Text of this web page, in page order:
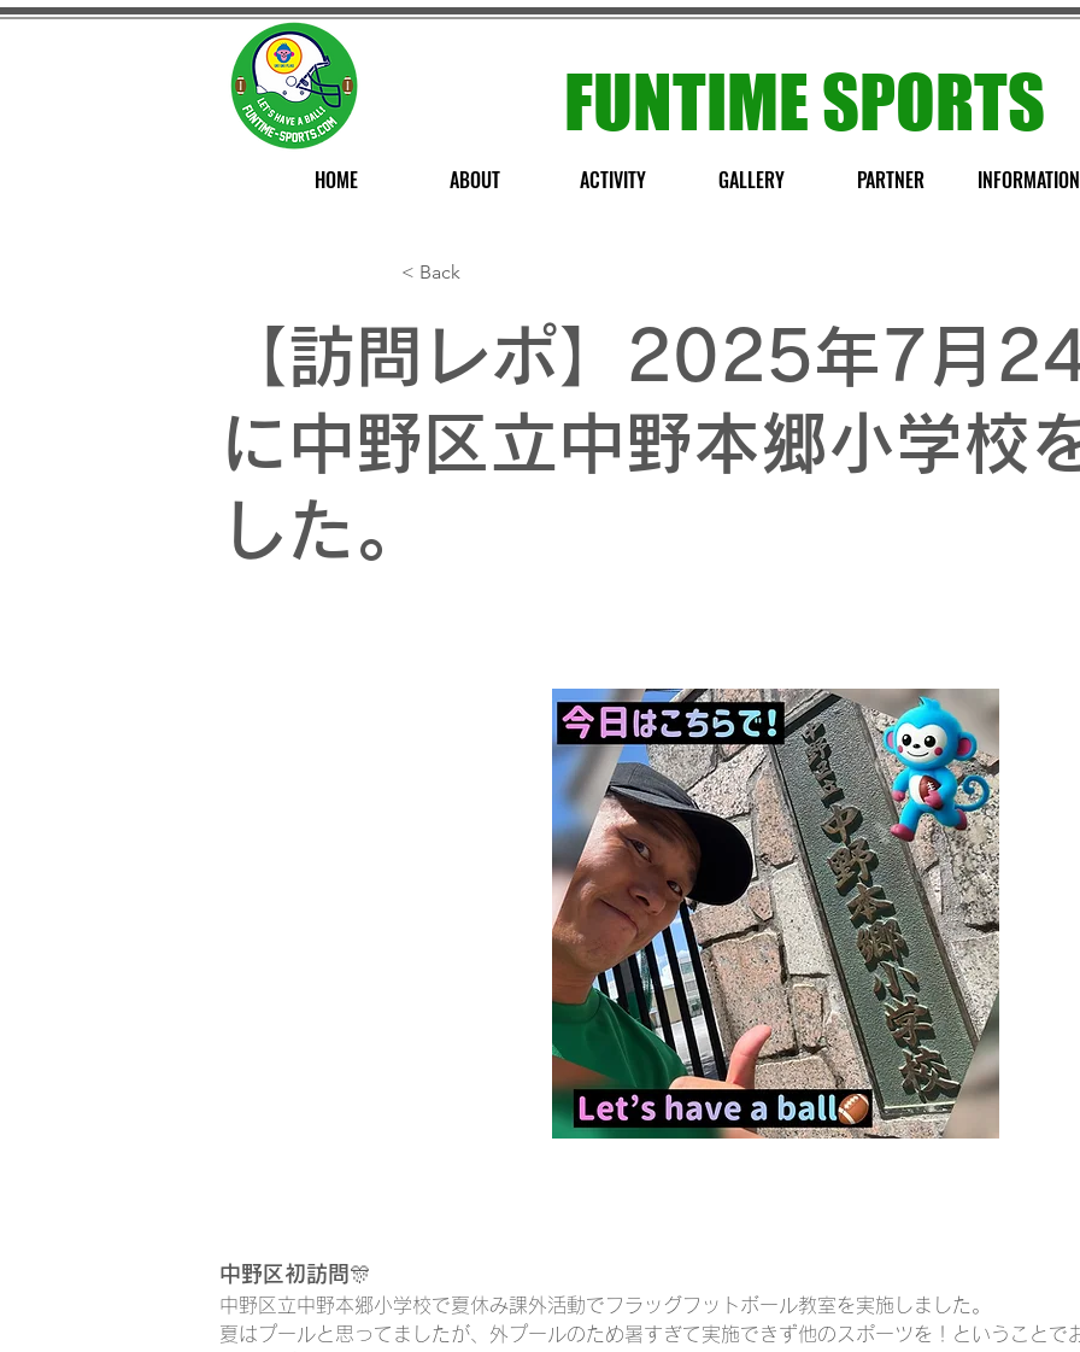
HOME ABOUT ACTIVITY GALLERY PARTNER INFORMATION
FUNTIME SPORTS
< Back
【訪問レポ】2025年7月
に中野区立中野本郷小学校
した。
中野区初訪問🎊
中野区立中野本郷小学校で夏休み課外活動でフラッグフットボール教室を実施しました。
夏はプールと思ってましたが、外プールのため暑すぎて実施できず他のスポーツを！ということで